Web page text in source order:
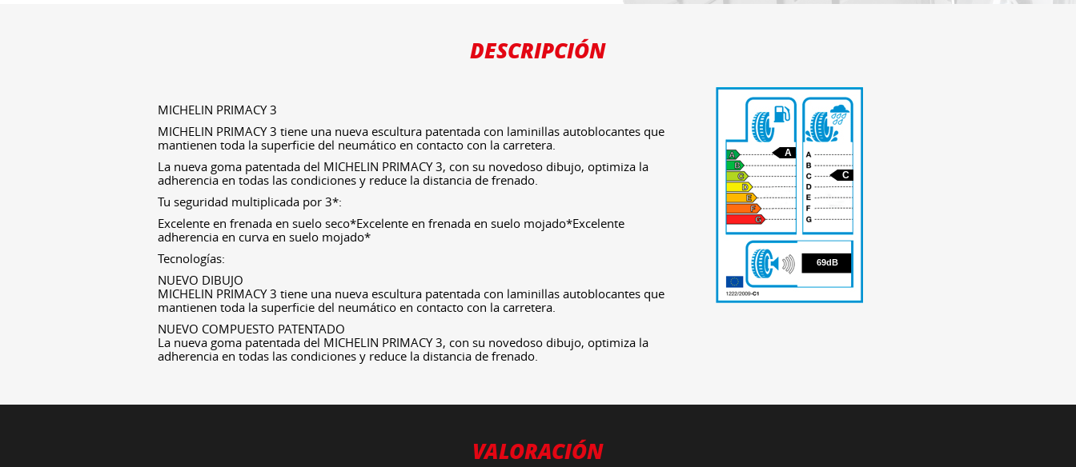
DESCRIPCIÓN
MICHELIN PRIMACY 3
MICHELIN PRIMACY 3 tiene una nueva escultura patentada con laminillas autoblocantes que
mantienen toda la superficie del neumático en contacto con la carretera.
La nueva goma patentada del MICHELIN PRIMACY 3, con su novedoso dibujo, optimiza la
adherencia en todas las condiciones y reduce la distancia de frenado.
Tu seguridad multiplicada por 3*:
Excelente en frenada en suelo seco*Excelente en frenada en suelo mojado*Excelente
adherencia en curva en suelo mojado*
Tecnologías:
NUEVO DIBUJO
MICHELIN PRIMACY 3 tiene una nueva escultura patentada con laminillas autoblocantes que
mantienen toda la superficie del neumático en contacto con la carretera.
NUEVO COMPUESTO PATENTADO
La nueva goma patentada del MICHELIN PRIMACY 3, con su novedoso dibujo, optimiza la
adherencia en todas las condiciones y reduce la distancia de frenado.
69
A
C
69dB
VALORACIÓN